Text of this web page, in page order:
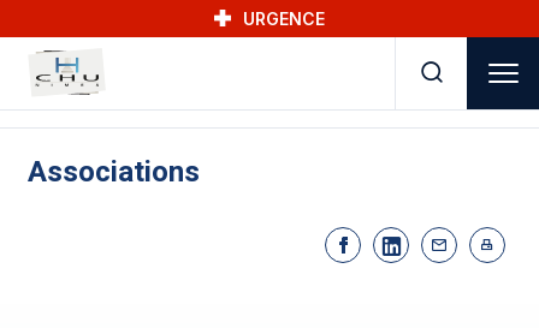
URGENCE
Associations